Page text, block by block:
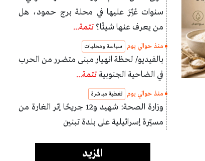
سنوات عُثِرَ عليها في محلة برج حمود، هل
من يعرف عنها شيئًا؟ تتمة...
منذ حوالي يوم سياسة ومحليات
بالفيديو/ لحظة انهيار مبنى متضرر من الحرب
في الضاحية الجنوبيةتتمة...
منذ حوالي يوم تغطية مباشرة
وزارة الصحة: شهيد و12 جريحًا إثر الغارة من
مسيّرة إسرائيلية على بلدة تبنين
المزيد